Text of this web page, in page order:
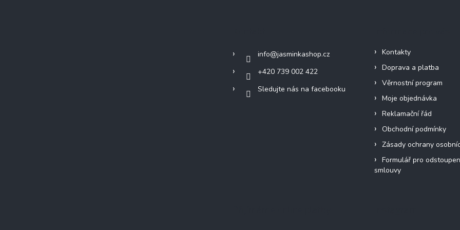
info@jasminkashop.cz
+420 739 002 422
Sledujte nás na facebooku
Kontakty
Doprava a platba
Věrnostní program
Moje objednávka
Reklamační řád
Obchodní podmínky
Zásady ochrany
Formulář pro
smlouvy